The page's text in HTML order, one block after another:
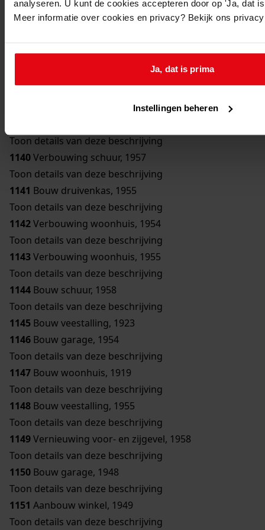
analyseren. U kunt de cookies accepteren door op 'Ja, dat
Meer informatie over cookies en privacy? Bekijk ons
Ja, dat is prima
Instellingen beheren
Toon details van deze beschrijving
1136Bouw bergplaats, 1950
Toon details van deze beschrijving
1137Bouw schuur, 1951
Toon details van deze beschrijving
Toon details van deze beschrijving
Toon details van deze beschrijving
1140Verbouwing schuur, 1957
Toon details van deze beschrijving
1141 Bouw druivenkas, 1955
Toon details van deze beschrijving
1142Verbouwing woonhuis, 1954
Toon details van deze beschrijving
1143Verbouwing woonhuis, 1955
Toon details van deze beschrijving
1144 Bouw schuur, 1958
Toon details van deze beschrijving
1145 Bouw veestalling, 1923
1146 Bouw garage, 1954
Toon details van deze beschrijving
1147 Bouw woonhuis, 1919
Toon details van deze beschrijving
1148 Bouw veestalling, 1955
Toon details van deze beschrijving
1149Vernieuwing voor- en zijgevel, 1958
Toon details van deze beschrijving
1150 Bouw garage, 1948
Toon details van deze beschrijving
1151 Aanbouw winkel, 1949
Toon details van deze beschrijving